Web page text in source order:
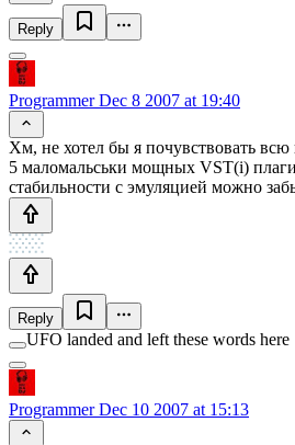
Reply
ProgrammerDec 8 2007 at 19:40
Хм, не хотел бы я почувствовать
5 маломальськи мощных VST(i)
стабильности с эмуляцией можно
Reply
UFO landed and left these words here
ProgrammerDec 10 2007 at 15:13